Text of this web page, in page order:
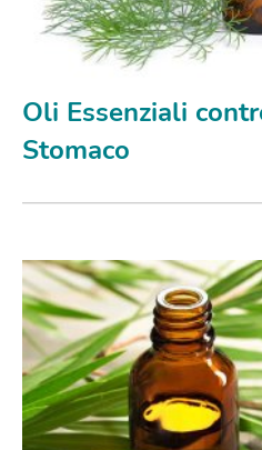
Oli Essenziali
Stomaco